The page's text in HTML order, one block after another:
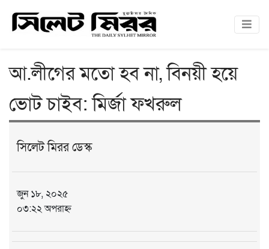
আ.লীগের মতো হব না, বিনয়ী হয়ে
ভোট চাইব: মির্জা ফখরুল
সিলেট মিরর ডেস্ক
জুন ১৮, ২০২৫
০৩:২২ অপরাহ্ন